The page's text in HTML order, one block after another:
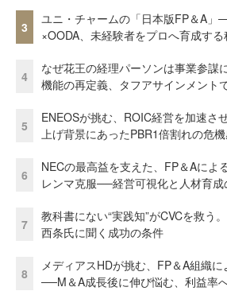
3
ユニ・チャームの「日本版FP＆A」
×OODA、未経験者をプロへ育成する
4
なぜ花王の経理パーソンは事業参謀
機能の再定義、タフアサインメント
5
ENEOSが挑む、ROIC経営を加速さ
上げ背景にあったPBR1倍割れの危
6
NECの最高益を支えた、FP＆Aによ
レンマ克服──経営可視化と人材育成
7
教科書にない“実践知”がCVCを救う
西条氏に聞く成功の条件
8
メディアスHDが挑む、FP＆A組織
──M＆A成長後に伸び悩む、利益率